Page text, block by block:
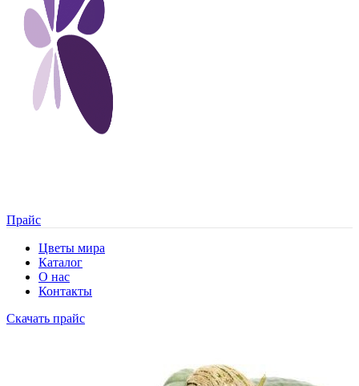
Прайс
Цветы мира
Каталог
О нас
Контакты
Скачать прайс